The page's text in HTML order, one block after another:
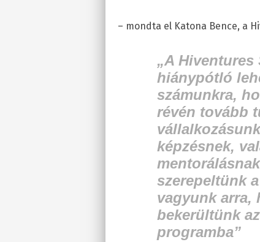
– mondta el Katona Bence, a
„A
hiánypótló
számunkra,
révén tovább
képzésnek,
szerepeltünk
vagyunk arra,
bekerültünk
programba”